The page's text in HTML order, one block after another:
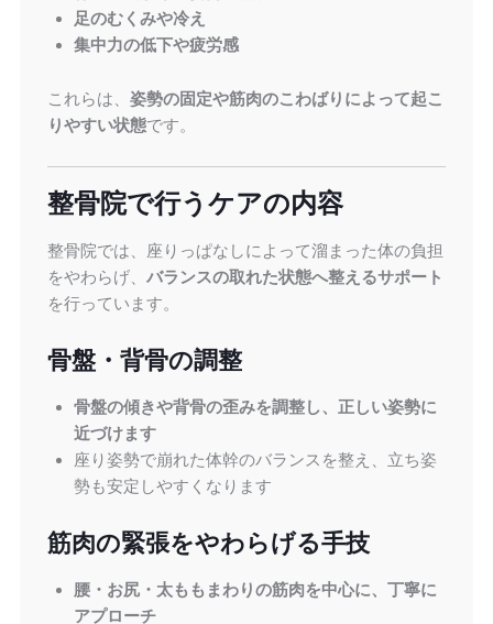
足のむくみや冷え
集中力の低下や疲労感
これらは、 姿勢の固定や筋肉のこわばりによって起こ
りやすい状態です。
整骨院で行うケアの内容
整骨院では、座りっぱなしによって溜まった体の負担
をやわらげ、 バランスの取れた状態へ整えるサポート
を行っています。
骨盤・背骨の調整
骨盤の傾きや背骨の歪みを調整し、正しい姿勢に
近づけます
座り姿勢で崩れた体幹のバランスを整え、立ち姿
勢も安定しやすくなります
筋肉の緊張をやわらげる手技
腰・お尻・太ももまわりの筋肉を中心に、丁寧に
アプローチ